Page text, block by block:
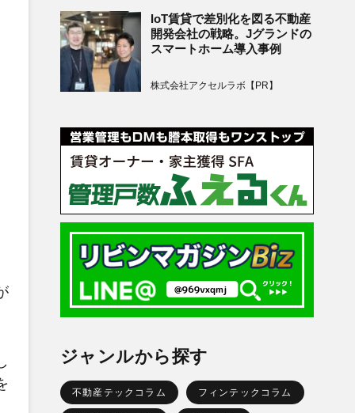
IoT賃貸で差別化を図る不動産
開発会社の戦略。Jグランドの
スマートホーム導入事例
株式会社アクセルラボ【PR】
ジャンルから探す
不動産テックコラム フィンテックコラム